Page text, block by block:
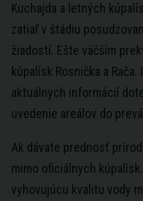
Kuchajda a letných
zatiaľ v štádiu
žiadostí. Ešte väčším
kúpalísk Rosnička a
aktuálnych informácií
uvedenie areálov do
Ak dávate prednosť
mimo oficiálnych
vyhovujúcu kvalitu vody